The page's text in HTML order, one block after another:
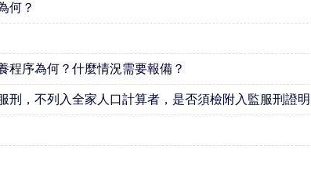
何？
程序為何？什麼情況需要報備？
刑，不列入全家人口計算者，是否須檢附入監服刑證